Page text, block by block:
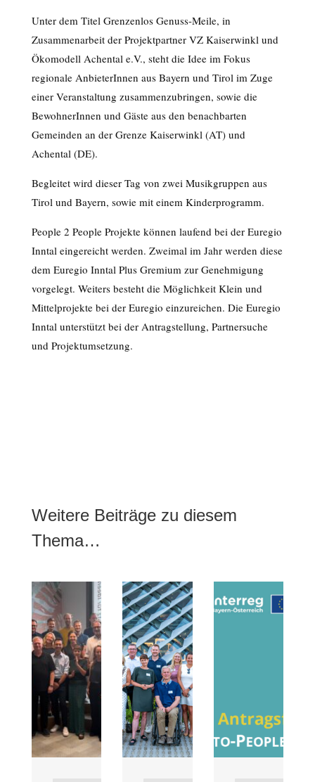
Unter dem Titel Grenzenlos Genuss-Meile, in
Zusammenarbeit der Projektpartner VZ Kaiserwinkl und
Ökomodell Achental e.V., steht die Idee im Fokus
regionale AnbieterInnen aus Bayern und Tirol im Zuge
einer Veranstaltung zusammenzubringen, sowie die
BewohnerInnen und Gäste aus den benachbarten
Gemeinden an der Grenze Kaiserwinkl (AT) und
Achental (DE).
Begleitet wird dieser Tag von zwei Musikgruppen aus
Tirol und Bayern, sowie mit einem Kinderprogramm.
People 2 People Projekte können laufend bei der Euregio
Inntal eingereicht werden. Zweimal im Jahr werden diese
dem Euregio Inntal Plus Gremium zur Genehmigung
vorgelegt. Weiters besteht die Möglichkeit Klein und
Mittelprojekte bei der Euregio einzureichen. Die Euregio
Inntal unterstützt bei der Antragstellung, Partnersuche
und Projektumsetzung.
Weitere Beiträge zu diesem
Thema…